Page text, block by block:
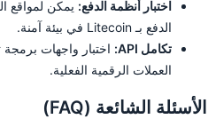
اختبار أنظمة الدفع: يمكن لمواقع
الدفع بـ Litecoin في بيئة آمنة.
تكامل API:
العملات الرقمية الفعلية.
الأسئلة الشائعة (FAQ)